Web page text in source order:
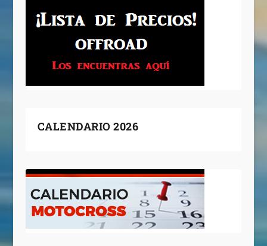
CALENDARIO 2026